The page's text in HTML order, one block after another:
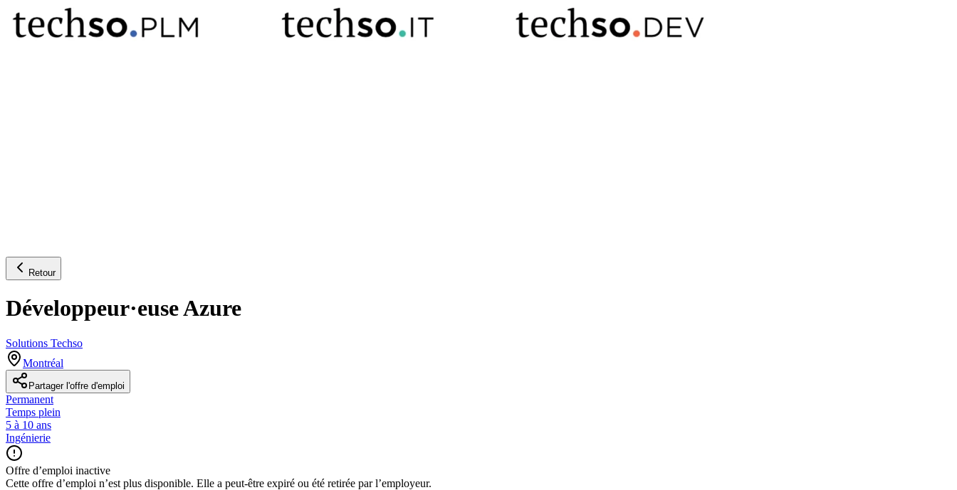
Retour
Développeur·euse Azure
Solutions Techso
Montréal
Partager l'offre d'emploi
Permanent
Temps plein
5 à 10 ans
Ingénierie
Offre d’emploi inactive
Cette offre d’emploi n’est plus disponible. Elle a peut-être expiré ou été retirée par l’employeur.